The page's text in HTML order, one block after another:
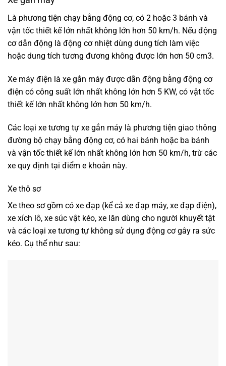
Là phương tiện chạy bằng động cơ, có 2 hoặc 3 bánh và
vận tốc thiết kế lớn nhất không lớn hơn 50 km/h. Nếu động
cơ dẫn động là động cơ nhiệt dùng dung tích làm việc
hoặc dung tích tương đương không được lớn hơn 50 cm3.
Xe máy điện là xe gắn máy được dẫn động bằng động cơ
điện có công suất lớn nhất không lớn hơn 5 KW, có vật tốc
thiết kế lớn nhất không lớn hơn 50 km/h.
Các loại xe tương tự xe gắn máy là phương tiện giao thông
đường bộ chạy bằng động cơ, có hai bánh hoặc ba bánh
và vận tốc thiết kế lớn nhất không lớn hơn 50 km/h, trừ các
xe quy định tại điểm e khoản này.
Xe thô sơ
Xe theo sơ gồm có xe đạp (kể cả xe đạp máy, xe đạp điện),
xe xích lô, xe súc vật kéo, xe lăn dùng cho người khuyết tật
và các loại xe tương tự không sử dụng động cơ gây ra sức
kéo. Cụ thể như sau: